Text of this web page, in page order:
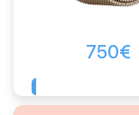
750€